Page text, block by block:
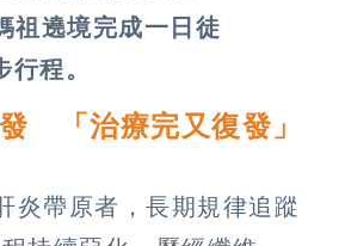
祖遶境完成一日徒
行程。
「治療完又復發」
炎帶原者，長期規律追蹤